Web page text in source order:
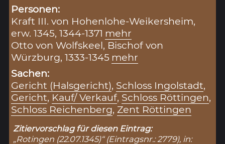
Personen:
Kraft III. von Hohenlohe-Weikersheim,
erw. 1345, 1344-1371 mehr
Otto von Wolfskeel, Bischof von
Würzburg, 1333-1345 mehr
Sachen:
Gericht (Halsgericht), Schloss Ingolstadt,
Gericht, Kauf/ Verkauf, Schloss Röttingen,
Schloss Reichenberg,Zent Röttingen
Zitiervorschlag für diesen Eintrag:
„Rotingen (22.07.1345)“ (Eintragsnr.: 2779), in: